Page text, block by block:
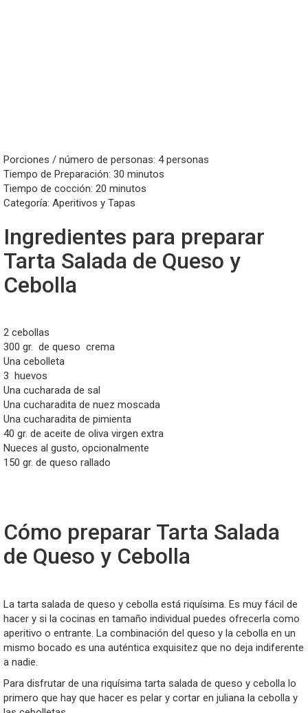
Porciones / número de personas: 4 personas
Tiempo de Preparación: 30 minutos
Tiempo de cocción: 20 minutos
Categoría: Aperitivos y Tapas
Ingredientes para preparar
Tarta Salada de Queso y
Cebolla
2 cebollas
300 gr. de queso crema
Una cebolleta
3
huevos
Una cucharada de sal
Una cucharadita de nuez moscada
Una cucharadita de pimienta
40 gr. de aceite de oliva virgen extra
Nueces al gusto, opcionalmente
150 gr. de queso rallado
Cómo preparar Tarta Salada
de Queso y Cebolla
La tarta salada de queso y cebolla está riquísima. Es muy fácil de
hacer y si la cocinas en tamaño individual puedes ofrecerla como
aperitivo o entrante. La combinación del queso y la cebolla en un
mismo bocado es una auténtica exquisitez que no deja indiferente
a nadie.
Para disfrutar de una riquísima tarta salada de queso y cebolla lo
primero que hay que hacer es pelar y cortar en juliana la cebolla y